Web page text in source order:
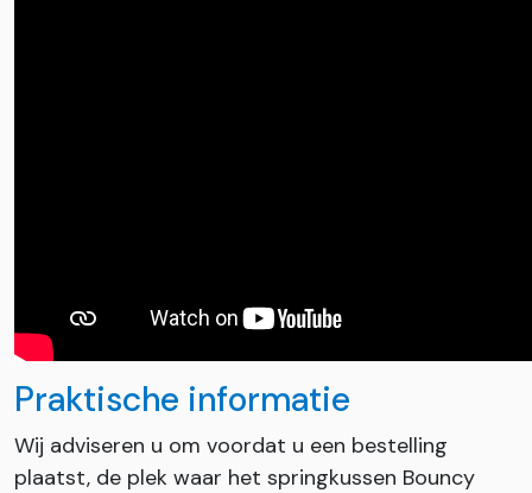
Praktische informatie
Wij adviseren u om voordat u een bestelling
plaatst, de plek waar het springkussen Bouncy